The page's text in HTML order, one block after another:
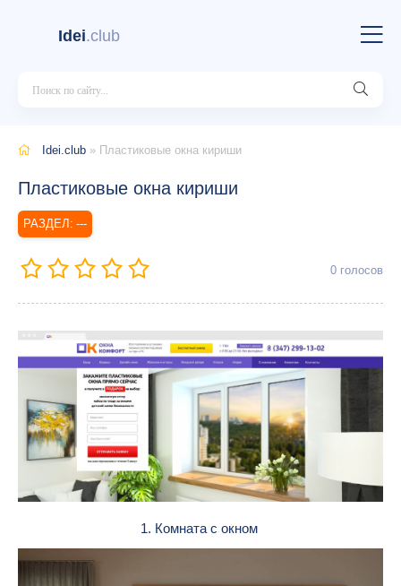
Idei.club
Idei.club » Пластиковые окна кириши
Пластиковые окна кириши
---
0 голосов
1. Комната с окном